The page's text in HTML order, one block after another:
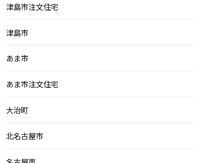
津島市注文住宅
津島市
あま市
あま市注文住宅
大治町
北名古屋市